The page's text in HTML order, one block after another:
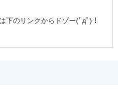
下のリンクからドゾー(ﾟдﾟ)！